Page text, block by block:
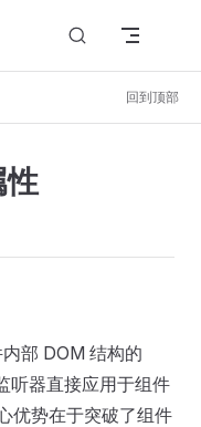
回到顶部
性
部 DOM 结构的
听器直接应用于组件
优势在于突破了组件